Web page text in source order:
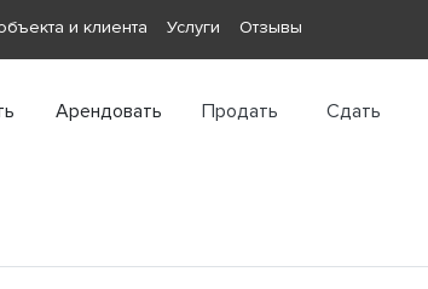
и клиента Услуги Отзывы
Арендовать Продать Сдать